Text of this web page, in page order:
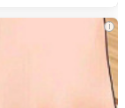
i